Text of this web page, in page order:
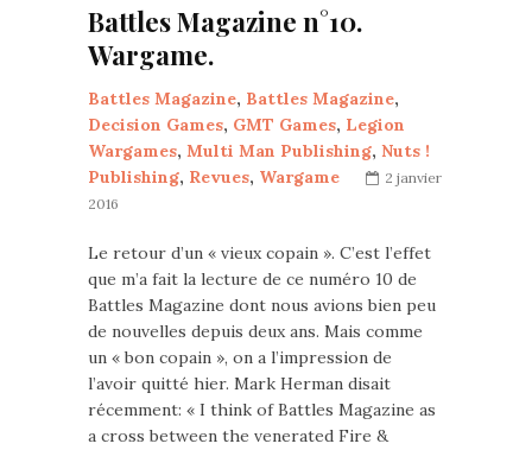
Battles Magazine n°10.
Wargame.
Battles Magazine, Battles Magazine,
Decision Games, GMT Games, Legion
Wargames, Multi Man Publishing, Nuts !
Publishing, Revues, Wargame
2 janvier
2016
Le retour d’un « vieux copain ». C’est l’effet
que m’a fait la lecture de ce numéro 10 de
Battles Magazine dont nous avions bien peu
de nouvelles depuis deux ans. Mais comme
un « bon copain », on a l’impression de
l’avoir quitté hier. Mark Herman disait
récemment: « I think of Battles Magazine as
a cross between the venerated Fire &